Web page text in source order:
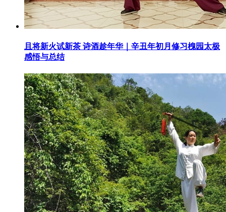
且将新火试新茶 诗酒趁年华｜辛丑年初月修习槐园太极
感悟与总结